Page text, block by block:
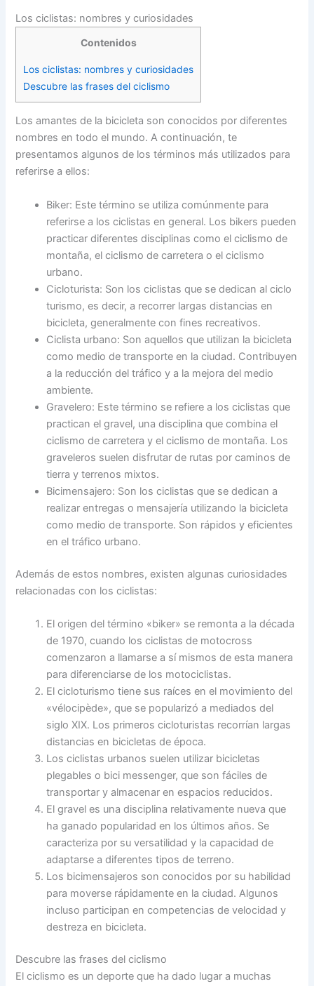
Los ciclistas: nombres y curiosidades
Contenidos
Los ciclistas: nombres y curiosidades
Descubre las frases del ciclismo
Los amantes de la bicicleta son conocidos por diferentes
nombres en todo el mundo. A continuación, te
presentamos algunos de los términos más utilizados para
referirse a ellos:
Biker: Este término se utiliza comúnmente para
referirse a los ciclistas en general. Los bikers pueden
practicar diferentes disciplinas como el ciclismo de
montaña, el ciclismo de carretera o el ciclismo
urbano.
Cicloturista: Son los ciclistas que se dedican al ciclo
turismo, es decir, a recorrer largas distancias en
bicicleta, generalmente con fines recreativos.
Ciclista urbano: Son aquellos que utilizan la bicicleta
como medio de transporte en la ciudad. Contribuyen
a la reducción del tráfico y a la mejora del medio
ambiente.
Gravelero: Este término se refiere a los ciclistas que
practican el gravel, una disciplina que combina el
ciclismo de carretera y el ciclismo de montaña. Los
graveleros suelen disfrutar de rutas por caminos de
tierra y terrenos mixtos.
Bicimensajero: Son los ciclistas que se dedican a
realizar entregas o mensajería utilizando la bicicleta
como medio de transporte. Son rápidos y eficientes
en el tráfico urbano.
Además de estos nombres, existen algunas curiosidades
relacionadas con los ciclistas:
El origen del término «biker» se remonta a la década
de 1970, cuando los ciclistas de motocross
comenzaron a llamarse a sí mismos de esta manera
para diferenciarse de los motociclistas.
El cicloturismo tiene sus raíces en el movimiento del
«vélocipède», que se popularizó a mediados del
siglo XIX. Los primeros cicloturistas recorrían largas
distancias en bicicletas de época.
Los ciclistas urbanos suelen utilizar bicicletas
plegables o bici messenger, que son fáciles de
transportar y almacenar en espacios reducidos.
El gravel es una disciplina relativamente nueva que
ha ganado popularidad en los últimos años. Se
caracteriza por su versatilidad y la capacidad de
adaptarse a diferentes tipos de terreno.
Los bicimensajeros son conocidos por su habilidad
para moverse rápidamente en la ciudad. Algunos
incluso participan en competencias de velocidad y
destreza en bicicleta.
Descubre las frases del ciclismo
El ciclismo es un deporte que ha dado lugar a muchas